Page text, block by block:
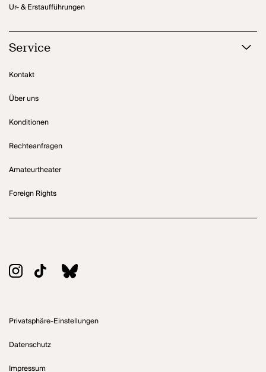
Ur- & Erstaufführungen
Service
Kontakt
Über uns
Konditionen
Rechteanfragen
Amateurtheater
Foreign Rights
Privatsphäre-Einstellungen
Datenschutz
Impressum